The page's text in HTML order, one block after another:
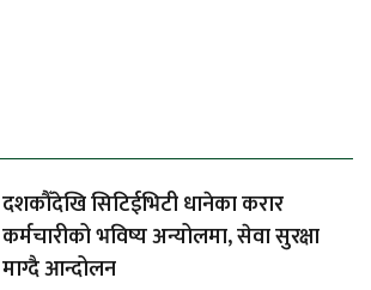
दशकौँदेखि सिटिईभिटी धानेका करार
कर्मचारीको भविष्य अन्योलमा, सेवा सुरक्षा
माग्दै आन्दोलन